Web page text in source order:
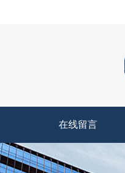
在线留言